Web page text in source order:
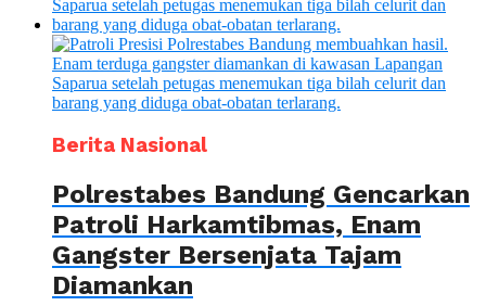
Berita Nasional
Polrestabes Bandung Gencarkan
Patroli Harkamtibmas, Enam
Gangster Bersenjata Tajam
Diamankan